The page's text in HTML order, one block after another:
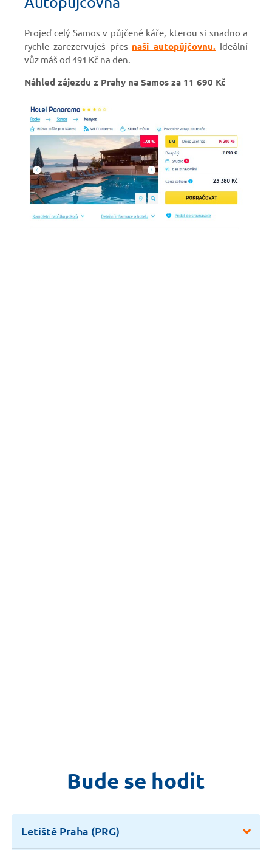
Projeď celý Samos v půjčené káře, kterou si snadno a
rychle zarezervuješ přes naši autopůjčovnu. Ideální
vůz máš od 491 Kč na den.
Náhled zájezdu z Prahy na Samos za 11 690 Kč
Bude se hodit
Letiště Praha (PRG)